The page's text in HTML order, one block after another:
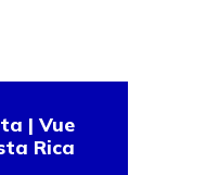
| Vue
Rica